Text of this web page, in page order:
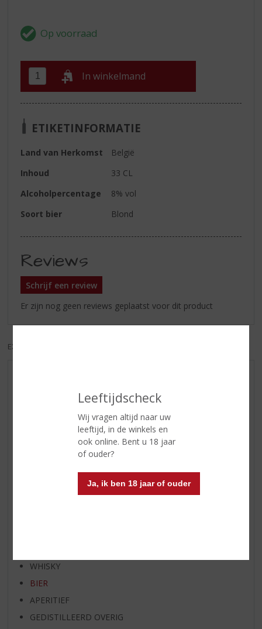
Leeftijdscheck
Wij vragen altijd naar uw
leeftijd, in de winkels en
ook online. Bent u 18 jaar
of ouder?
Ja, ik ben 18 jaar of ouder
In winkelmand
ETIKETINFORMATIE
Land van Herkomst
België
Inhoud
33 CL
Alcoholpercentage
8% vol
Soort bier
Blond
Reviews
Schrijf een review
Er zijn nog geen reviews geplaatst voor dit product
EXCL. BTW
WIJN VAN DE MAAND
WHISKY VAN DE MAAND
RUM VAN DE MAAND
BIER VAN DE MAAND
EXCLUSIEF TOPSLIJTER
WHISKY
BIER
APERITIEF
GEDISTILLEERD OVERIG